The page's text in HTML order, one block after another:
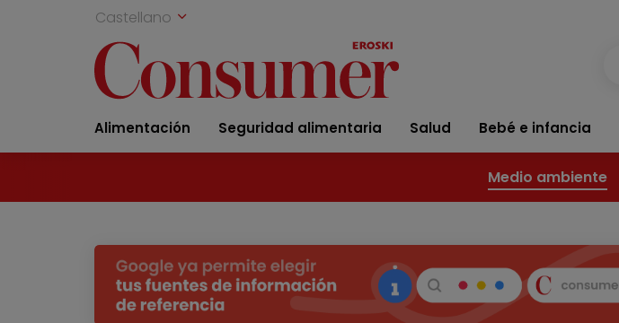
Castellano
Alimentación Seguridad alimentaria Salud Bebé e infancia
Medio ambiente